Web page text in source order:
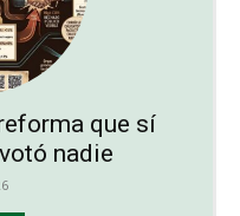
que sí
nadie